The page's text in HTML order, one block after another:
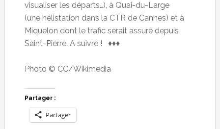
visualiser les départs…), à Quai-du-Large
(une hélistation dans la CTR de Cannes) et à
Miquelon dont le trafic serait assuré depuis
Saint-Pierre. A suivre ! ♦♦♦
Photo © CC/Wikimedia
Partager :
Partager